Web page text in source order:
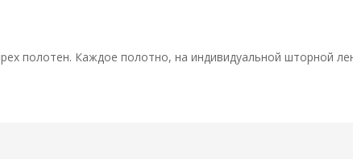
полотен. Каждое полотно, на индивидуальной шторной